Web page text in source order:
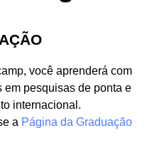
você aprenderá com
pesquisas de ponta e
internacional.
a Página da Graduação